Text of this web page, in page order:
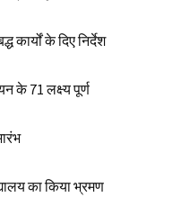
कार्यों के दिए निर्देश
के 71 लक्ष्य पूर्ण
का किया भ्रमण